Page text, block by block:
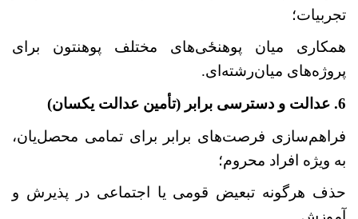
تجربیات؛
همکاری میان پوهنځی‌های مختلف پوهنتون برای
پروژه‌های میان‌رشته‌ای.
6. عدالت و دسترسی برابر (تأمین عدالت یکسان)
فراهم‌سازی فرصت‌های برابر برای تمامی محصلیان،
به ویژه افراد محروم؛
حذف هرگونه تبعیض قومی یا اجتماعی در پذیرش و